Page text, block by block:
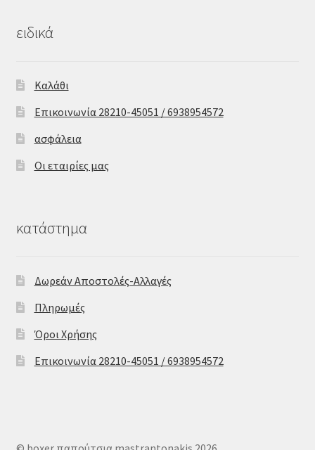
ειδικά
Καλάθι
Επικοινωνία 28210-45051 / 6938954572
ασφάλεια
Οι εταιρίες μας
κατάστημα
Δωρεάν Αποστολές-Αλλαγές
Πληρωμές
Όροι Χρήσης
Επικοινωνία 28210-45051 / 6938954572